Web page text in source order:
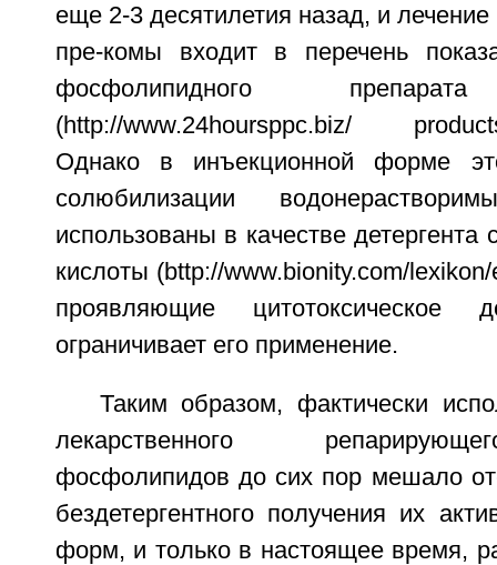
еще 2-3 десятилетия назад, и лечение
пре-комы входит в перечень
фосфолипидного
(http://www.24hoursppc.biz/
Однако в инъекционной форме
солюбилизации
использованы в качестве детергента
кислоты (bttp://www.bionity.com/
проявляющие цитотоксическое
ограничивает его применение.
Таким образом, фактически
лекарственного
фосфолипидов до сих пор мешало
бездетергентного получения их
форм, и только в настоящее время,